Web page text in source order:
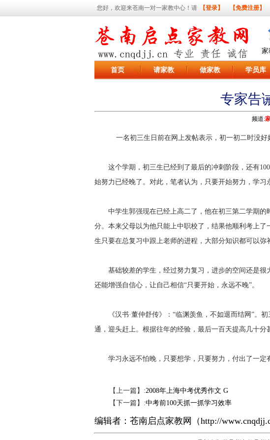
您好，欢迎来苍南一对一家教中心！请 【登录】 【免费注册】
家
首页 请家教 做家教 学员库
专家告
频道:
一名初三生日前在网上发帖表示，初一初二时没好
这个学期，初三生已经到了最后的冲刺阶段，还有100
始努力已经晚了。对此，笔者认为，只要开始努力，学习
中学生郭强现在已经上高二了，他在初三第二学期的
分。本来父母以为他只能上中职校了，结果他顺利考上
生只要在总复习中跟上老师的进程，大部分知识都可以弥
基础较差的学生，经过努力复习，进步的空间还是很
还能增强自信心，让自己相信“只要开始，永远不晚”。
《汉书·董仲舒传》：“临渊羡鱼，不如退而结网”。初
通，迎头赶上。根据往年的经验，最后一百天提高几十分
学习永远不怕晚，只要想学，只要努力，付出了一定
【上一篇】:2008年上海中考优秀作文 G
【下一篇】:中考前100天抓一抓学习效率
编辑者： 苍南启点家教网 （http://